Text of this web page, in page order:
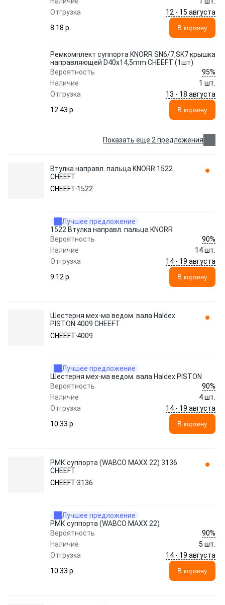
Отгрузка
12 - 15 августа
8.18 p.
В корзину
Ремкомплект суппорта KNORR SN6/7,SK7 крышка
направляющей D40x14,5mm CHEEFT (1шт)
Вероятность
95%
Наличие
1 шт.
Отгрузка
13 - 18 августа
12.43 p.
В корзину
Показать еще 2 предложения
Втулка направл. пальца KNORR 1522
CHEEFT
CHEEFT 1522
Лучшее предложение
1522 Втулка направл. пальца KNORR
Вероятность
90%
Наличие
14 шт.
Отгрузка
14 - 19 августа
9.12 p.
В корзину
Шестерня мех-ма ведом. вала Haldex
PISTON 4009 CHEEFT
CHEEFT 4009
Лучшее предложение
Шестерня мех-ма ведом. вала Haldex PISTON
Вероятность
90%
Наличие
4 шт.
Отгрузка
14 - 19 августа
10.33 p.
В корзину
РМК суппорта (WABCO MAXX 22) 3136
CHEEFT
CHEEFT3136
Лучшее предложение
РМК суппорта (WABCO MAXX 22)
Вероятность
90%
Наличие
5 шт.
Отгрузка
14 - 19 августа
10.33 p.
В корзину